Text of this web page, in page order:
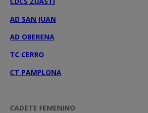
AD SAN JUAN
AD OBERENA
TC CERRO
CT PAMPLONA
CADETE FEMENINO